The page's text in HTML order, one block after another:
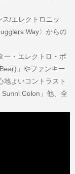
/エレクトロニッ
Way〉からの
ー・エレクトロ・ポ
」やファンキー
地よいコントラスト
Colon」他、全